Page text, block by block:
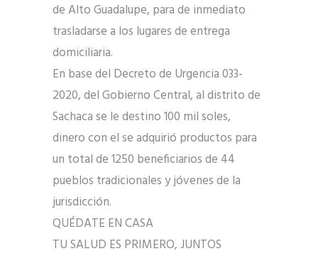
de Alto Guadalupe, para de inmediato
trasladarse a los lugares de entrega
domiciliaria.
En base del Decreto de Urgencia 033-
2020, del Gobierno Central, al distrito de
Sachaca se le destino 100 mil soles,
dinero con el se adquirió productos para
un total de 1250 beneficiarios de 44
pueblos tradicionales y jóvenes de la
jurisdicción.
QUÉDATE EN CASA
TU SALUD ES PRIMERO, JUNTOS